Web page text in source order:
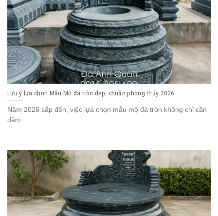
Lưu ý lựa chọn Mẫu Mộ đá tròn đẹp, chuẩn phong thủy 2026
Năm 2026 sắp đến, việc lựa chọn mẫu mộ đá tròn không chỉ cần
đảm